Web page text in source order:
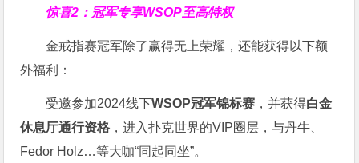
惊喜2：冠军专享WSOP至高特权
金戒指赛冠军除了赢得无上荣耀，还能获得以下额
外福利：
受邀参加2024线下WSOP冠军锦标赛 ，并获得白金
休息厅通行资格 ，进入扑克世界的VIP圈层，与丹牛、
Fedor Holz…等大咖“同起同坐”。